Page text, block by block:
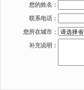
您的姓名：
联系电话：
您所在城市：
补充说明：